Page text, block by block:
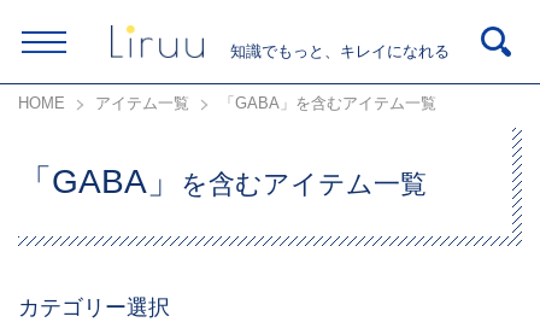
知識でもっと、キレイになれる
HOME アイテム一覧 「GABA」を含むアイテム一覧
「GABA」 を含むアイテム一覧
カテゴリー選択